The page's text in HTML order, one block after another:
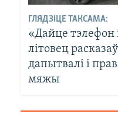
ГЛЯДЗІЦЕ ТАКСАМА:
«Дайце тэлефон
літовец
дапытвалі і
мяжы